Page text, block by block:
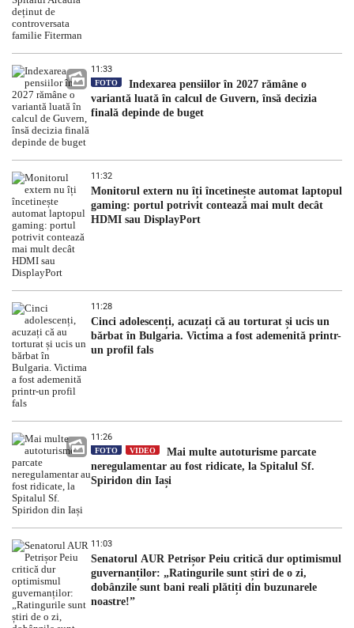
11:33
FOTO
Indexarea pensiilor în 2027 rămâne o
variantă luată în calcul de Guvern, însă decizia
finală depinde de buget
11:32
Monitorul extern nu îți încetinește automat laptopul
gaming: portul potrivit contează mai mult decât
HDMI sau DisplayPort
11:28
Cinci adolescenți, acuzați că au torturat și ucis un
bărbat în Bulgaria. Victima a fost ademenită printr-
un profil fals
11:26
FOTO VIDEO
Mai multe autoturisme parcate
neregulamentar au fost ridicate, la Spitalul Sf.
Spiridon din Iași
11:03
Senatorul AUR Petrișor Peiu critică dur optimismul
guvernanților: „Ratingurile sunt știri de o zi,
dobânzile sunt bani reali plătiți din buzunarele
noastre!”